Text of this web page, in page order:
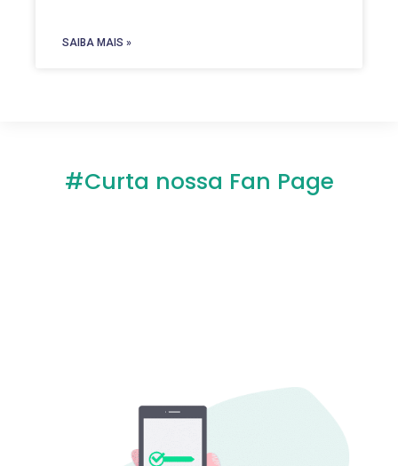
SAIBA MAIS »
#Curta nossa Fan Page